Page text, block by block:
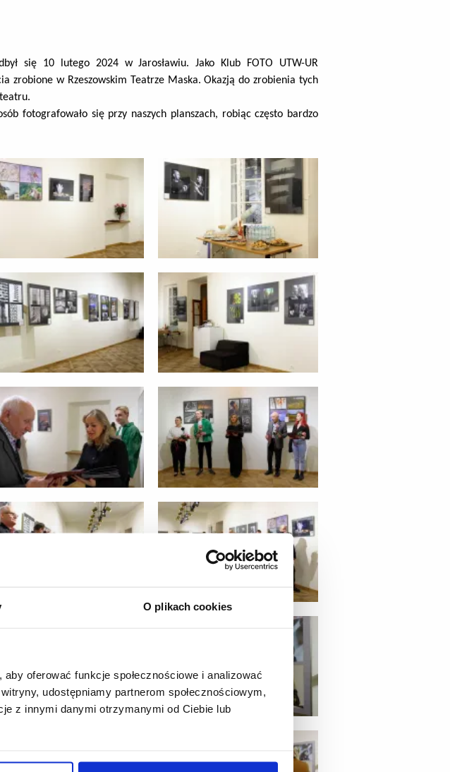
O plikach cookies
oferować funkcje społecznościowe i analizować
udostępniamy partnerom społecznościowym,
z innymi danymi otrzymanymi od Ciebie lub
się10 lutego 2024 w Jarosławiu. Jako Klub FOTO UTW-UR
zrobione w Rzeszowskim Teatrze Maska. Okazją do zrobienia tych
fotografowało się przy naszych planszach, robiąc często bardzo